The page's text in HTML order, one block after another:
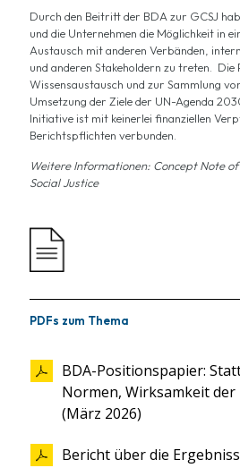
Durch den Beitritt der BDA zur GCSJ
und die Unternehmen die Möglichkeit in
Austausch mit anderen Verbänden,
und anderen Stakeholdern zu treten.
Wissensaustausch und zur Sammlung
Umsetzung der Ziele der UN-Agenda
Initiative ist mit keinerlei finanziellen
Berichtspflichten verbunden.
Weitere Informationen: Concept Note
Social Justice
PDFs zum Thema
BDA-Positionspapier:
Normen, Wirksamkeit
(März 2026)
Bericht über die